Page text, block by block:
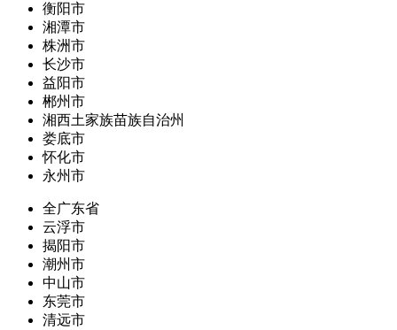
衡阳市
湘潭市
株洲市
长沙市
益阳市
郴州市
湘西土家族苗族自治州
娄底市
怀化市
永州市
全广东省
云浮市
揭阳市
潮州市
中山市
东莞市
清远市